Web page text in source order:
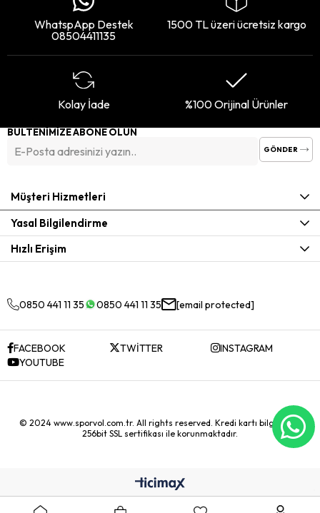
WhatspApp Destek
08504411135
1500 TL üzeri ücretsiz kargo
Kolay İade %100 Orijinal Ürünler
BÜLTENİMİZE ABONE OLUN
GÖNDER
Müşteri Hizmetleri
Yasal Bilgilendirme
Hızlı Erişim
0850 441 11 35 0850 441 11 35 [email protected]
FACEBOOK TWİTTER
INSTAGRAM
YOUTUBE
© 2024 www.sporvol.com.tr. All rights reserved. Kredi kartı bilgileriniz
256bit SSL sertifikası ile korunmaktadır.